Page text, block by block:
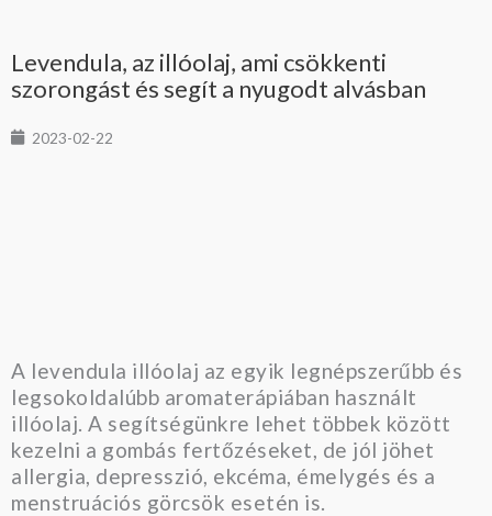
Levendula, az illóolaj, ami csökkenti
szorongást és segít a nyugodt alvásban
2023-02-22
A levendula illóolaj az egyik legnépszerűbb és
legsokoldalúbb aromaterápiában használt
illóolaj. A segítségünkre lehet többek között
kezelni a gombás fertőzéseket, de jól jöhet
allergia, depresszió, ekcéma, émelygés és a
menstruációs görcsök esetén is.